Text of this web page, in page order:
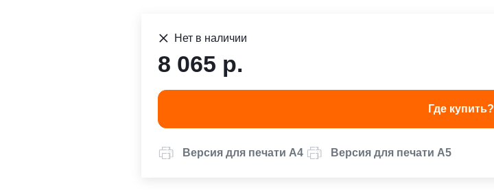
Нет в наличии
8 065 р.
Где купить?
Версия для печати А4 Версия для печати А5